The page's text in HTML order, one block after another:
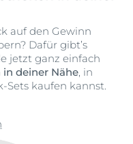
auf den Gewinn
Dafür gibt’s
jetzt ganz einfach
deiner Nähe, in
Sets kaufen kannst.